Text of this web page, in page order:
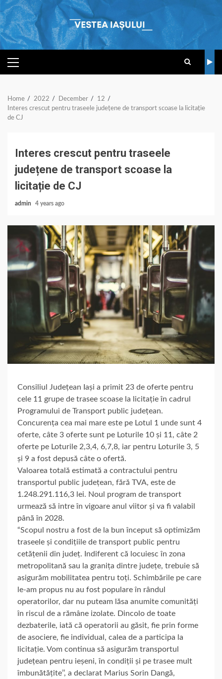
Skip
to
content
PRIMARY
MENU
Home 2022 December
12
Interes crescut pentru traseele județene de transport scoase la licitație
de CJ
Interes crescut pentru traseele
județene de transport scoase la
licitație de CJ
admin 4 years ago
Consiliul Județean Iași a primit 23 de oferte pentru
cele 11 grupe de trasee scoase la licitație în cadrul
Programului de Transport public județean.
Concurența cea mai mare este pe Lotul 1 unde sunt 4
oferte, câte 3 oferte sunt pe Loturile 10 și 11, câte 2
oferte pe Loturile 2,3,4, 6,7,8, iar pentru Loturile 3, 5
și 9 a fost depusă câte o ofertă.
Valoarea totală estimată a contractului pentru
transportul public județean, fără TVA, este de
1.248.291.116,3 lei. Noul program de transport
urmează să intre în vigoare anul viitor și va fi valabil
până în 2028.
“Scopul nostru a fost de la bun început să optimizăm
traseele și condițiile de transport public pentru
cetățenii din județ. Indiferent că locuiesc în zona
metropolitană sau la granița dintre județe, trebuie să
asigurăm mobilitatea pentru toți. Schimbările pe care
le-am propus nu au fost populare în rândul
operatorilor, dar nu puteam lăsa anumite comunități
în riscul de a rămâne izolate. Dincolo de toate
dezbaterile, iată că operatorii au găsit, fie prin forme
de asociere, fie individual, calea de a participa la
licitație. Vom continua să asigurăm transportul
județean pentru ieșeni, în condiții și pe trasee mult
îmbunătățite’’, a declarat Marius Sorin Dangă,